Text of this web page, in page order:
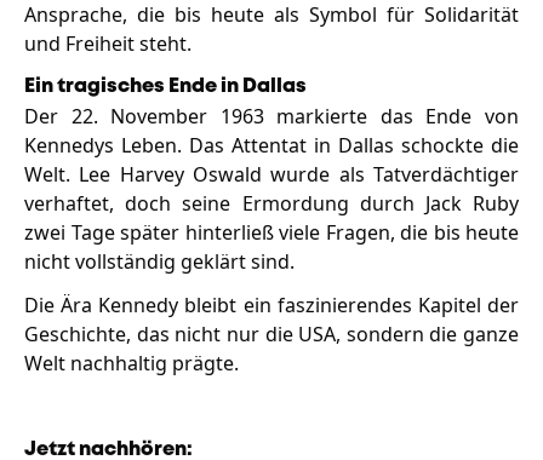
Ansprache, die bis heute als Symbol für Solidarität
und Freiheit steht.
Ein tragisches Ende in Dallas
Der 22. November 1963 markierte das Ende von
Kennedys Leben. Das Attentat in Dallas schockte die
Welt. Lee Harvey Oswald wurde als Tatverdächtiger
verhaftet, doch seine Ermordung durch Jack Ruby
zwei Tage später hinterließ viele Fragen, die bis heute
nicht vollständig geklärt sind.
Die Ära Kennedy bleibt ein faszinierendes Kapitel der
Geschichte, das nicht nur die USA, sondern die ganze
Welt nachhaltig prägte.
Jetzt nachhören: